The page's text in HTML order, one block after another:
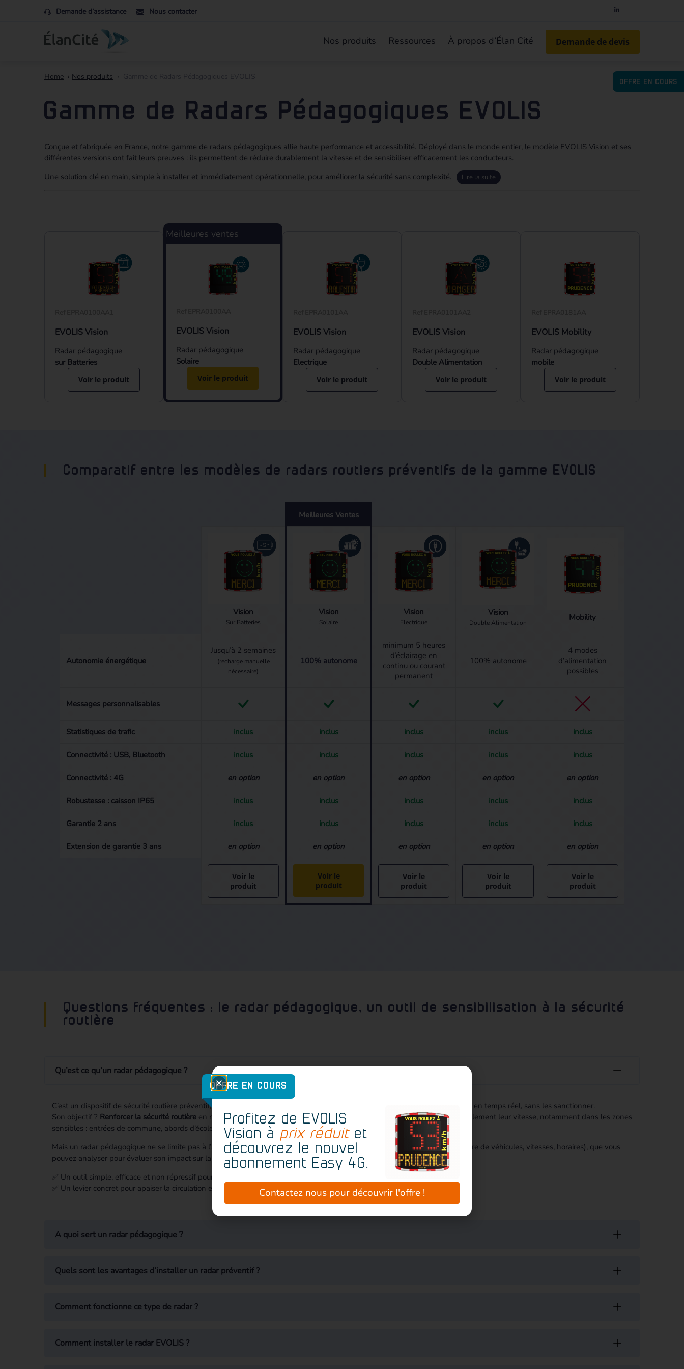
Demande d’assistance Nous contacter
Nos produits Ressources À propos d’Élan Cité Demande de devis
Home › Nos produits ›
Gamme de Radars Pédagogiques EVOLIS
Conçue et fabriquée en France, notre gamme de radars pédagogiques allie haute performance et accessibilité. Déployé dans le monde entier, le modèle EVOLIS Vision et ses
différentes versions ont fait leurs preuves : ils permettent de réduire durablement la vitesse et de sensibiliser efficacement les conducteurs.
Une solution clé en main, simple à installer et immédiatement opérationnelle, pour améliorer la sécurité sans complexité.
Lire la suite
EVOLIS Vision
Radar pédagogique
sur Batteries
Voir le produit
Meilleures ventes
EVOLIS Vision
Radar pédagogique
Solaire
Voir le produit
EVOLIS Vision
Radar pédagogique
Electrique
Voir le produit
EVOLIS Vision
Radar pédagogique
Double Alimentation
Voir le produit
EVOLIS Mobility
Radar pédagogique
mobile
Voir le produit
Comparatif entre les modèles de radars routiers préventifs de la gamme EVOLIS
Meilleures Ventes
Vision
Sur Batteries
Vision
Solaire
Vision
Electrique
Vision
Double Alimentation
Mobility
Autonomie énergétique
Jusqu’à 2 semaines
(recharge manuelle
nécessaire)
100% autonome
minimum 5 heures
d’éclairage en
continu ou courant
permanent
100% autonome
4 modes
d’alimentation
possibles
Messages personnalisables
Statistiques de trafic inclus inclus inclus inclus inclus
Connectivité : USB, Bluetooth inclus inclus inclus inclus inclus
Connectivité : 4G en option en option en option en option en option
Robustesse : caisson IP65 inclus inclus inclus inclus inclus
Garantie 2 ans inclus inclus inclus inclus inclus
Extension de garantie 3 ans en option en option en option en option en option
Voir le
produit
Voir le
produit
Voir le
produit
Voir le
produit
Voir le
produit
Questions fréquentes : le radar pédagogique, un outil de sensibilisation à la sécurité
routière
Qu’est ce qu’un radar pédagogique ?
C’est un dispositif de sécurité routière préventif, conçu pour améliorer la sécurité en informant les conducteurs de leur vitesse en temps réel, sans les sanctionner.
Son objectif ? Renforcer la sécurité routière en responsabilisant les automobilistes, en les incitant à ralentir et à réduire durablement leur vitesse, notamment dans les zones
sensibles : entrées de commune, abords d’écoles, quartiers résidentiels…
Mais un radar pédagogique ne se limite pas à l’affichage : il collecte et enregistre des données précieuses sur le trafic (nombre de véhicules, vitesses, horaires), que vous
pouvez analyser pour évaluer son impact sur la sécurité et orienter vos décisions.
✅ Un outil simple, efficace et non répressif pour plus de sécurité
✅ Un levier concret pour apaiser la circulation et répondre aux attentes des riverains
A quoi sert un radar pédagogique ?
Vitesse respectée ?
Excès de vitesse ?
rouge
Quels sont les avantages d’installer un radar préventif ?
rassure les habitants
Comment fonctionne ce type de radar ?
Comment installer le radar EVOLIS ?
OFFRE EN COURS
OFFRE EN COURS
Profitez de EVOLIS
Vision à prix réduit et
découvrez le nouvel
abonnement Easy 4G.
Contactez nous pour découvrir l'offre !